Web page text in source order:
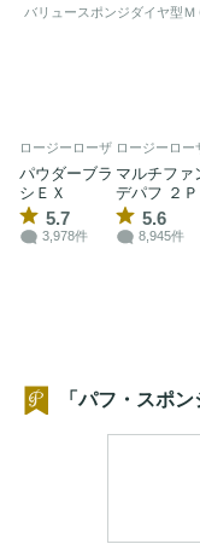
バリュースポンジダイヤ型Ｍ
ロージーローザ
パウダーブラ
シＥＸ
5.7
3,978件
ロージーロー
マルチファ
デパフ ２Ｐ
5.6
8,945件
「パフ・スポ